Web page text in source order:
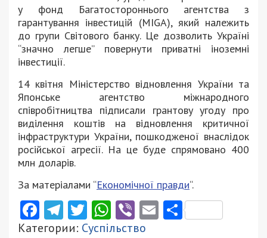
у фонд Багатостороннього агентства з
гарантування інвестицій (MIGA), який належить
до групи Світового банку. Це дозволить Україні
“значно легше” повернути приватні іноземні
інвестиції.
14 квітня Міністерство відновлення України та
Японське агентство міжнародного
співробітництва підписали грантову угоду про
виділення коштів на відновлення критичної
інфраструктури України, пошкодженої внаслідок
російської агресії. На це буде спрямовано 400
млн доларів.
За матеріалами “Економічної правди“.
Facebook
Telegram
Twitter
WhatsApp
ViberEmail
Категории: Суспільство